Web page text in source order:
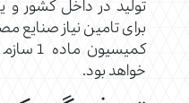
تولید در داخل کشور و
برای تامین نیاز صنایع
خواهد بود.